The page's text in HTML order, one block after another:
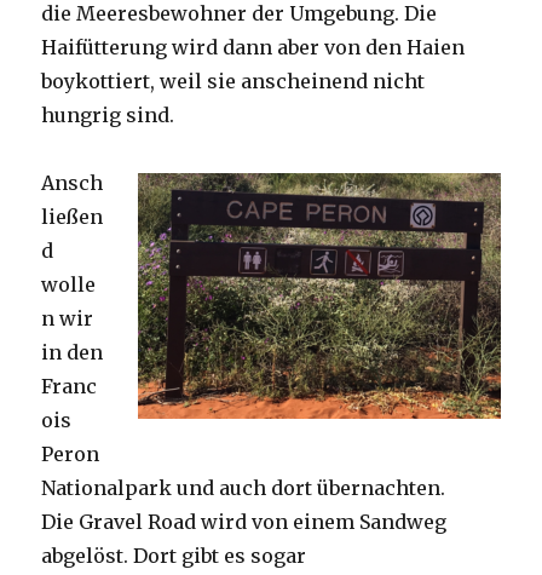
die Meeresbewohner der Umgebung. Die
Haifütterung wird dann aber von den Haien
boykottiert, weil sie anscheinend nicht
hungrig sind.
Ansch
ließen
d
wolle
n wir
in den
Franc
ois
Peron
Nationalpark und auch dort übernachten.
Die Gravel Road wird von einem Sandweg
abgelöst. Dort gibt es sogar